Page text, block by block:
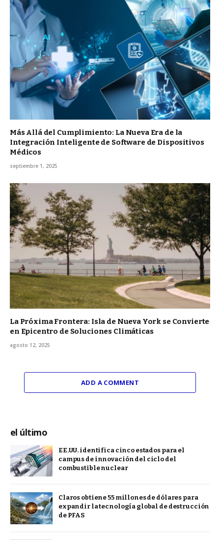
Más Allá del Cumplimiento: La Nueva Era de la
Integración Inteligente de Software de Dispositivos
Médicos
septiembre 1, 2025
La Próxima Frontera: Isla de Nueva York se Convierte
en Epicentro de Soluciones Climáticas
agosto 12, 2025
ADD A COMMENT
el último
EE.UU. identifica cinco estados para el
campus de innovación del ciclo del
combustible nuclear
Claros obtiene 55 millones de dólares para
expandir la tecnología global de destrucción
de PFAS